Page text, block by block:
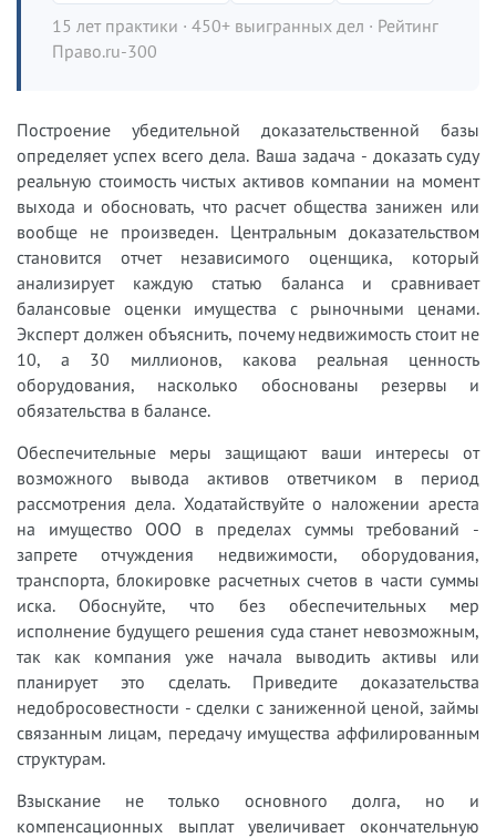
15 лет практики · 450+ выигранных дел · Рейтинг
Право.ru-300
Построение убедительной доказательственной базы
определяет успех всего дела. Ваша задача - доказать суду
реальную стоимость чистых активов компании на момент
выхода и обосновать, что расчет общества занижен или
вообще не произведен. Центральным доказательством
становится отчет независимого оценщика, который
анализирует каждую статью баланса и сравнивает
балансовые оценки имущества с рыночными ценами.
Эксперт должен объяснить, почему недвижимость стоит не
10, а 30 миллионов, какова реальная ценность
оборудования, насколько обоснованы резервы и
обязательства в балансе.
Обеспечительные меры защищают ваши интересы от
возможного вывода активов ответчиком в период
рассмотрения дела. Ходатайствуйте о наложении ареста
на имущество ООО в пределах суммы требований -
запрете отчуждения недвижимости, оборудования,
транспорта, блокировке расчетных счетов в части суммы
иска. Обоснуйте, что без обеспечительных мер
исполнение будущего решения суда станет невозможным,
так как компания уже начала выводить активы или
планирует это сделать. Приведите доказательства
недобросовестности - сделки с заниженной ценой, займы
связанным лицам, передачу имущества аффилированным
структурам.
Взыскание не только основного долга, но и
компенсационных выплат увеличивает окончательную